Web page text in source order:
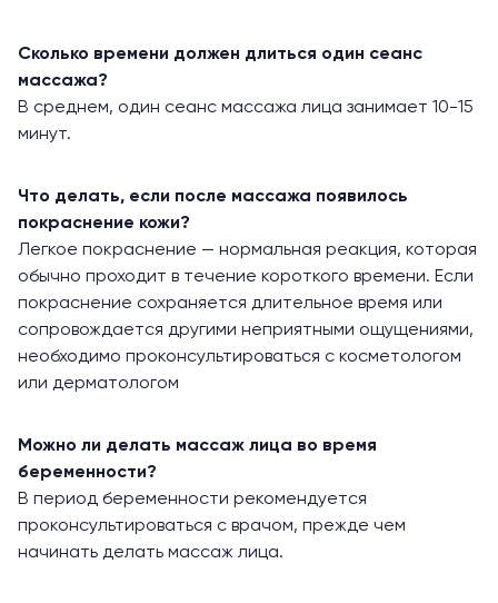
Сколько времени должен длиться один сеанс
массажа?
В среднем, один сеанс массажа лица занимает 10-15
минут.
Что делать, если после массажа появилось
покраснение кожи?
Легкое покраснение — нормальная реакция, которая
обычно проходит в течение короткого времени. Если
покраснение сохраняется длительное время или
сопровождается другими неприятными ощущениями,
необходимо проконсультироваться с косметологом
или дерматологом
Можно ли делать массаж лица во время
беременности?
В период беременности рекомендуется
проконсультироваться с врачом, прежде чем
начинать делать массаж лица.